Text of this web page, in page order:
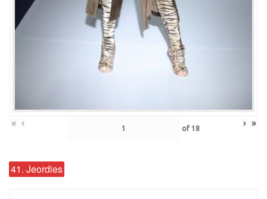
« ‹ of 18 › »
41. Jeordies